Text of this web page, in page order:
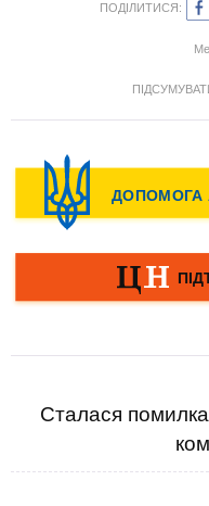
ПОДІЛИТИСЯ:
Сталася